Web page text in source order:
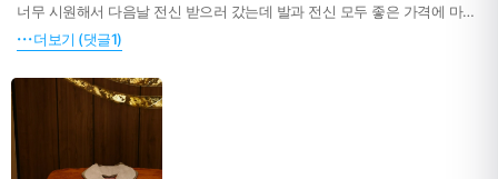
너무 시원해서 다음날 전신 받으러 갔는데 발과 전신 모두 좋은 가격에 마사
지 받을 수 있어 좋았습니다.
더보기 (댓글1)